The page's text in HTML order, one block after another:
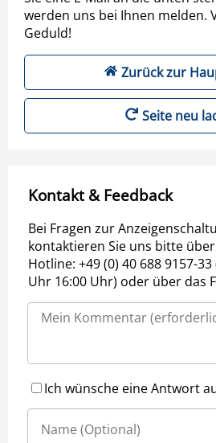
werden uns bei Ihnen melden.
Geduld!
Zurück zur
Seite neu
Kontakt & Feedback
Bei Fragen zur
kontaktieren Sie uns bitte
Hotline: +49 (0) 40 688 9157-
Uhr 16:00 Uhr) oder über das
Ich wünsche eine Antwort